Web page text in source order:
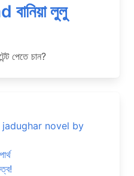
লুলু
পেতে চান?
| jadughar novel by